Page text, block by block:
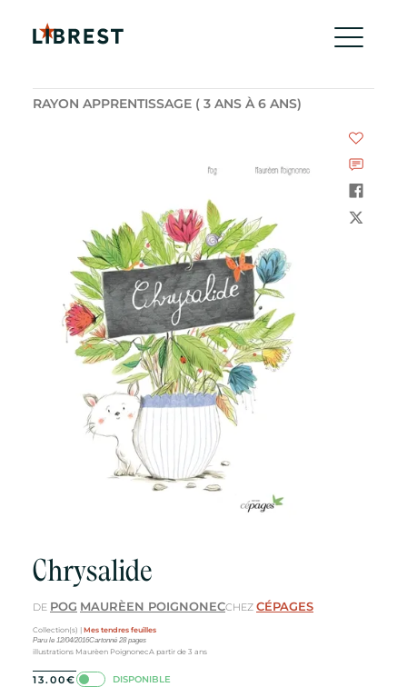
RAYON APPRENTISSAGE ( 3 ANS À 6 ANS)
Chrysalide
DE POG MAURÈEN POIGNONECCHEZ CÉPAGES
Collection(s) | Mes tendres feuilles
Paru le 12/04/2016Cartonné 28pages
illustrations Maurèen PoignonecA partir de 3 ans
13.00€ DISPONIBLE